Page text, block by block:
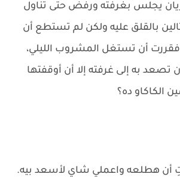
ريان يجلس بغرفته ورفض حتى تناول
بالقلق عليه ولكن لم تستطع أن
أن تستغل المشروب الليلي،
تصعد به إلى غرفته إلا أن أوقفتها
الكاكاو ده؟
هطلعه واعملي شاي لأسعد بيه.